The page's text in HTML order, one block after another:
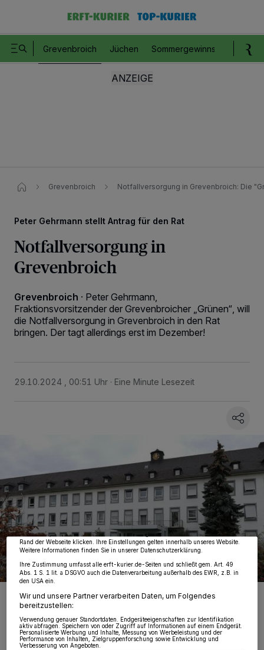
Grevenbroich Jüchen Sommergewinnspiel
Grevenbroich Notfallversorgung in Grevenbroich: Die
Peter Gehrmann stellt Antrag für den Rat
Notfallversorgung in
Grevenbroich
Grevenbroich · Peter Gehrmann,
Fraktionsvorsitzender der Grevenbroicher „Grünen“, will
die Notfallversorgung in Grevenbroich in den Rat
bringen. Der tagt allerdings erst im Dezember!
29.10.2024 , 00:51 Uhr Eine Minute Lesezeit
Wir und unsere
-Partner speichern und greifen auf personenbezogene Daten
wie Browserdaten oder eindeutige Kennungen auf Ihrem Gerät zu. Durch Auswahl
von OK aktivieren Sie Tracking-Technologien für die unter „Wir und unsere
Partner verarbeiten Daten, um Ihnen Dienste bereitzustellen“ aufgeführten
Zwecke. Wenn Tracker deaktiviert sind, sind manche Inhalte und Anzeigen
möglicherweise nicht mehr so relevant für Sie. Sie können dieses Menü jederzeit
wieder aufrufen, um Ihre Einstellungen zu ändern oder Ihre Einwilligung zu
widerrufen, indem Sie auf den Link Einstellungen oder Ablehnen am unteren
Rand der Webseite klicken. Ihre Einstellungen gelten innerhalb unseres Website.
Weitere Informationen finden Sie in unserer Datenschutzerklärung.
Ihre Zustimmung umfasst alle erft-kurier.de-Seiten und schließt gem. Art. 49
Abs. 1 S. 1 lit. a DSGVO auch die Datenverarbeitung außerhalb des EWR, z.B. in
den USA ein.
Wir und unsere Partner verarbeiten Daten, um Folgendes
bereitzustellen:
Verwendung genauer Standortdaten. Endgeräteeigenschaften zur Identifikation
aktiv abfragen. Speichern von oder Zugriff auf Informationen auf einem Endgerät.
Personalisierte Werbung und Inhalte, Messung von Werbeleistung und der
Performance von Inhalten, Zielgruppenforschung sowie Entwicklung und
Verbesserung von Angeboten.